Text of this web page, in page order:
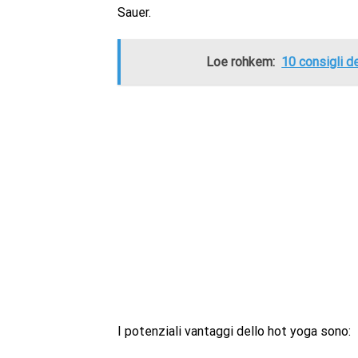
Sauer.
Loe rohkem: 10 consigli
I potenziali vantaggi dello hot yoga sono: